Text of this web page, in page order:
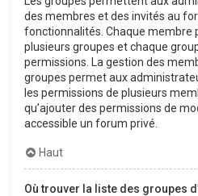
des membres et des invités au
fonctionnalités. Chaque membre
plusieurs groupes et chaque
permissions. La gestion des
groupes permet aux
les permissions de plusieurs
qu’ajouter des permissions de
accessible un forum privé.
Haut
Où trouver la liste des groupes